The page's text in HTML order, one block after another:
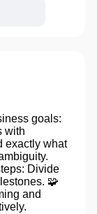
goals:
with
exactly what
Divide
🧩
and